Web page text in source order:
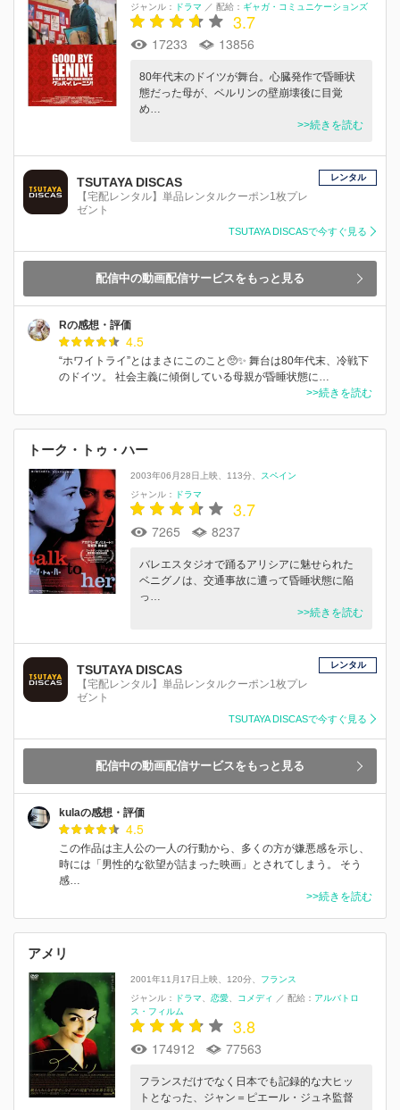
ジャンル：
ドラマ ／ 配給： ギャガ・コミュニケーションズ
3.7
17233 13856
80年代末のドイツが舞台。心臓発作で昏睡状
態だった母が、ベルリンの壁崩壊後に目覚
め…
>>続きを読む
TSUTAYA DISCAS
【宅配レンタル】単品レンタルクーポン1枚プレ
ゼント
レンタル
TSUTAYA DISCASで今すぐ見る
配信中の動画配信サービスをもっと見る
Rの感想・評価
4.5
“ホワイトライ”とはまさにこのこと🥺✨ 舞台は80年代末、冷戦下
のドイツ。 社会主義に傾倒している母親が昏睡状態に…
>>続きを読む
トーク・トゥ・ハー
2003年06月28日上映 113分
スペイン
ジャンル：
ドラマ
3.7
7265 8237
バレエスタジオで踊るアリシアに魅せられた
ベニグノは、交通事故に遭って昏睡状態に陥
っ…
>>続きを読む
TSUTAYA DISCAS
【宅配レンタル】単品レンタルクーポン1枚プレ
ゼント
レンタル
TSUTAYA DISCASで今すぐ見る
配信中の動画配信サービスをもっと見る
kulaの感想・評価
4.5
この作品は主人公の一人の行動から、多くの方が嫌悪感を示し、
時には「男性的な欲望が詰まった映画」とされてしまう。 そう
感…
>>続きを読む
アメリ
2001年11月17日上映 120分
フランス
ジャンル：
ドラマ 恋愛 コメディ ／ 配給： アルバトロ
ス・フィルム
3.8
174912 77563
フランスだけでなく日本でも記録的な大ヒッ
トとなった、ジャン＝ピエール・ジュネ監督